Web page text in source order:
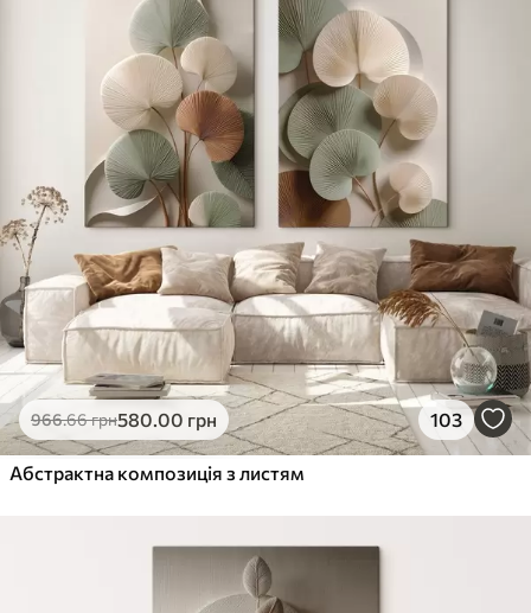
966.66грн580.00 грн 103
Абстрактна композиція з листям